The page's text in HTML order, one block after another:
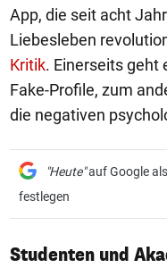
App, die seit acht
Liebesleben
Kritik. Einerseits geht
Fake-Profile, zum
die negativen
"Heute"auf Google als
festlegen
Studenten und